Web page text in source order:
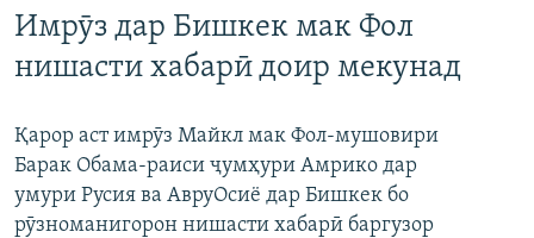
ба
феҳристи
Ҷаҳиш
ба
ҷустор
ҶОМЕА
ОСИЁИ МАРКАЗӢ
ФАРҲАНГ
МЕҲМОНИ ОЗОДӢ
САЛОМ, ХОҲАР
ҶАНГ ДАР УКРАИНА
НАЗАРИ МАРДУМ
БЛОГИСТОН
ЧАНДРАСОНАӢ
Имрӯз дар Бишкек мак Фол
нишасти хабарӣ доир мекунад
Қарор аст имрӯз Майкл мак Фол-мушовири
Барак Обама-раиси ҷумҳури Амрико дар
умури Русия ва АвруОсиё дар Бишкек бо
рӯзноманигорон нишасти хабарӣ баргузор